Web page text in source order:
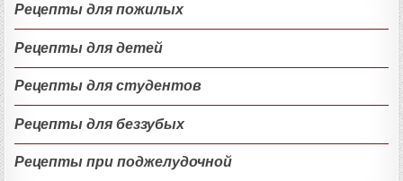
Рецепты для пожилых
Рецепты для детей
Рецепты для студентов
Рецепты для беззубых
Рецепты при поджелудочной